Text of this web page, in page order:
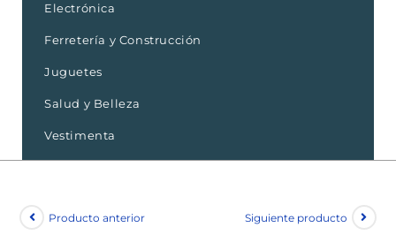
Electrónica
Ferretería y Construcción
Juguetes
Salud y Belleza
Vestimenta
Producto anterior Siguiente producto